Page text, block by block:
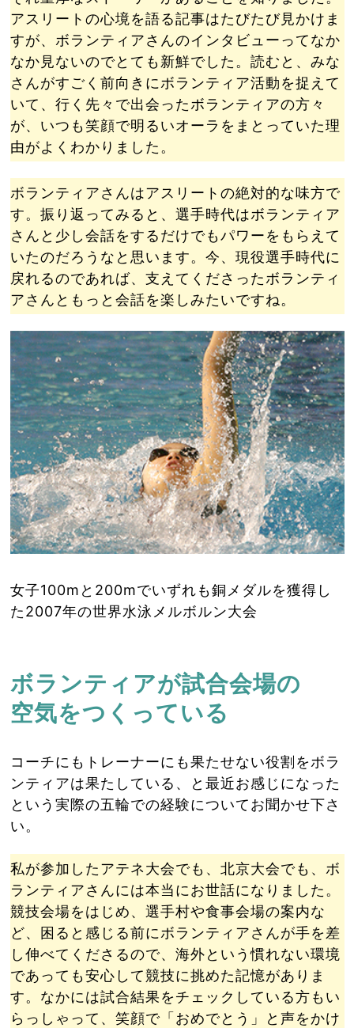
アスリートの心境を語る記事はたびたび見かけま
すが、ボランティアさんのインタビューってなか
なか見ないのでとても新鮮でした。読むと、みな
さんがすごく前向きにボランティア活動を捉えて
いて、行く先々で出会ったボランティアの方々
が、いつも笑顔で明るいオーラをまとっていた理
由がよくわかりました。
ボランティアさんはアスリートの絶対的な味方で
す。振り返ってみると、選手時代はボランティア
さんと少し会話をするだけでもパワーをもらえて
いたのだろうなと思います。今、現役選手時代に
戻れるのであれば、支えてくださったボランティ
アさんともっと会話を楽しみたいですね。
女子100mと200mでいずれも銅メダルを獲得し
た2007年の世界水泳メルボルン大会
ボランティアが試合会場の
空気をつくっている
コーチにもトレーナーにも果たせない役割をボラ
ンティアは果たしている、と最近お感じになった
という実際の五輪での経験についてお聞かせ下さ
い。
私が参加したアテネ大会でも、北京大会でも、ボ
ランティアさんには本当にお世話になりました。
競技会場をはじめ、選手村や食事会場の案内な
ど、困ると感じる前にボランティアさんが手を差
し伸べてくださるので、海外という慣れない環境
であっても安心して競技に挑めた記憶がありま
す。なかには試合結果をチェックしている方もい
らっしゃって、笑顔で「おめでとう」と声をかけ